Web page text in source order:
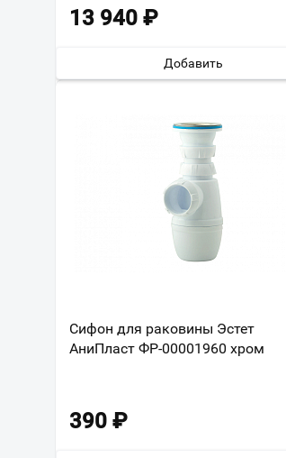
13 940 ₽
Добавить
Сифон для раковины Эстет
АниПласт ФР-00001960 хром
390 ₽